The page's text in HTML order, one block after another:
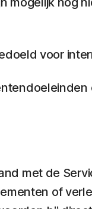
voor
met de
of